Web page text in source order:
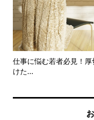
仕事に悩む若者必見！
けた...